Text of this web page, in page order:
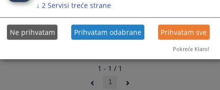
1 - 1 / 1
1
↓ 2 Servisi treće strane
Ne prihvatam Prihvatam odabrane Prihvatam sve
Pokreće Klaro!